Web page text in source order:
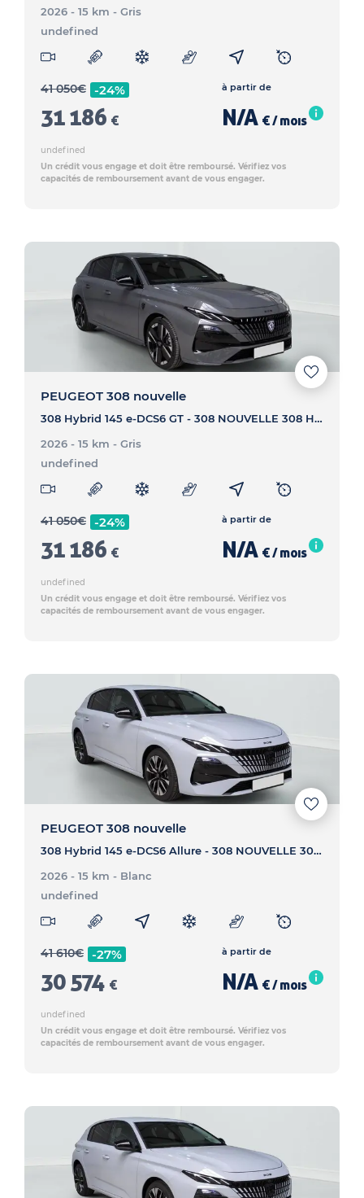
2026 - 15 km - Gris
undefined
41 050€ -24%
31 186 €
à partir de
N/A € / mois
undefined
Un crédit vous engage et doit être remboursé. Vérifiez vos
capacités de remboursement avant de vous engager.
PEUGEOT 308 nouvelle
308 Hybrid 145 e-DCS6 GT - 308 NOUVELLE 308 Hybrid 145 e-DCS6 GT
2026 - 15 km - Gris
undefined
41 050€ -24%
31 186 €
à partir de
N/A € / mois
undefined
Un crédit vous engage et doit être remboursé. Vérifiez vos
capacités de remboursement avant de vous engager.
PEUGEOT 308 nouvelle
308 Hybrid 145 e-DCS6 Allure - 308 NOUVELLE 308 Hybrid 145 e-DCS6 Allure
2026 - 15 km - Blanc
undefined
41 610€ -27%
30 574 €
à partir de
N/A € / mois
undefined
Un crédit vous engage et doit être remboursé. Vérifiez vos
capacités de remboursement avant de vous engager.